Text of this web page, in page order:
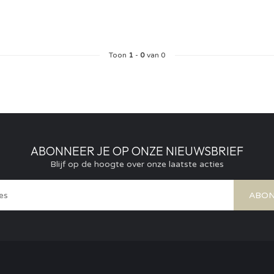
Toon 1 - 0van 0
ABONNEER JE OP ONZE NIEUWSBRIEF
Blijf op de hoogte over onze laatste acties